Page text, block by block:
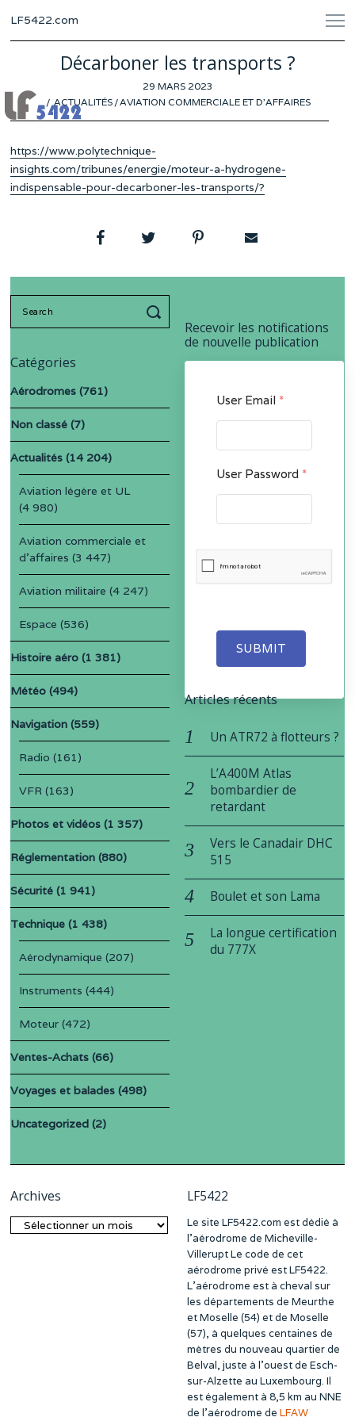
LF5422.com
Décarboner les transports ?
POSTED
ON
29 MARS 2023
MARS
ACTUALITÉS /AVIATION COMMERCIALE ET D'AFFAIRES
https://www.polytechnique-
insights.com/tribunes/energie/moteur-a-hydrogene-
indispensable-pour-decarboner-les-transports/?
Recevoir les notifications
de nouvelle publication
User Email *
User Password *
SUBMIT
Catégories
Aérodromes (761)
Non classé (7)
Actualités (14 204)
Aviation légère et UL
(4 980)
Aviation commerciale et
d'affaires (3 447)
Aviation militaire (4 247)
Espace (536)
Histoire aéro (1 381)
Météo (494)
Navigation (559)
Radio (161)
VFR (163)
Photos et vidéos (1 357)
Réglementation (880)
Sécurité (1 941)
Technique (1 438)
Aérodynamique (207)
Instruments (444)
Moteur (472)
Ventes-Achats (66)
Voyages et balades (498)
Uncategorized (2)
Articles récents
Un ATR72 à flotteurs ?
L’A400M Atlas
bombardier de
retardant
Vers le Canadair DHC
515
Boulet et son Lama
La longue certification
du 777X
Archives
Archives
LF5422
Le site LF5422.com est dédié à
l’aérodrome de Micheville-
Villerupt Le code de cet
aérodrome privé est LF5422.
L’aérodrome est à cheval sur
les départements de Meurthe
et Moselle (54) et de Moselle
(57), à quelques centaines de
mètres du nouveau quartier de
Belval, juste à l’ouest de Esch-
sur-Alzette au Luxembourg. Il
est également à 8,5 km au NNE
de l’aérodrome de LFAW